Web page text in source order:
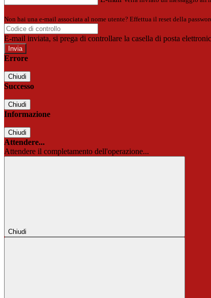
Non hai una e-mail associata al nome utente? Effettua il reset della
E-mail inviata, si prega di controllare la casella di posta
Errore
Chiudi
Successo
Chiudi
Informazione
Chiudi
Attendere...
Attendere il completamento dell'operazione...
Chiudi